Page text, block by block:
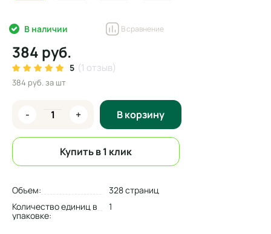
В наличии
384 руб.
В сравнение
5 (1 отзыв)
384 руб.за шт
- + В корзину
Купить в 1 клик
Объем:
328 страниц
Количество единиц в
упаковке:
1